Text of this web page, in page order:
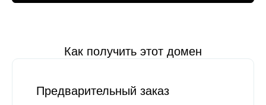
Как получить этот домен
Предварительный заказ